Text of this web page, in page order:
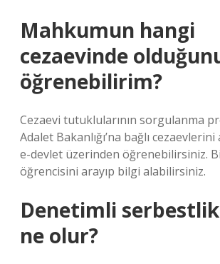
Mahkumun hangi
cezaevinde
öğrenebilirim?
Cezaevi tutuklularının sorgulanma
Adalet Bakanlığı’na bağlı
e-devlet üzerinden öğrenebilirsiniz.
öğrencisini arayıp bilgi alabilirsiniz.
Denetimli
ne olur?